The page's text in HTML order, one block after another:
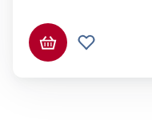
In denZur